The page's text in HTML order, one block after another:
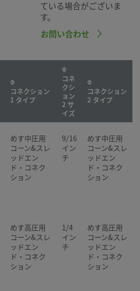
ている場合がございま
す。
お問い合わせ
コネクション
1 タイプ
コネ
クシ
ョン
2 サ
イズ
コネクション
2 タイプ
めす中圧用
コーン&スレ
ッドエン
ド・コネク
ション
9/16
イン
チ
めす中圧用
コーン&スレ
ッドエン
ド・コネク
ション
めす高圧用
コーン&スレ
ッドエン
ド・コネク
ション
1/4
イン
チ
めす高圧用
コーン&スレ
ッドエン
ド・コネク
ション